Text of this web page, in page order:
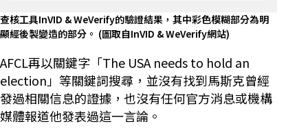
查核工具InVID & WeVerify的驗證結果，其中彩色模糊部分為明
顯經後製變造的部分。 (圖取自InVID & WeVerify網站)
AFCL再以關鍵字「The USA needs to hold an
election」等關鍵詞搜尋，並沒有找到馬斯克曾經
發過相關信息的證據，也沒有任何官方消息或機構
媒體報道他發表過這一言論。